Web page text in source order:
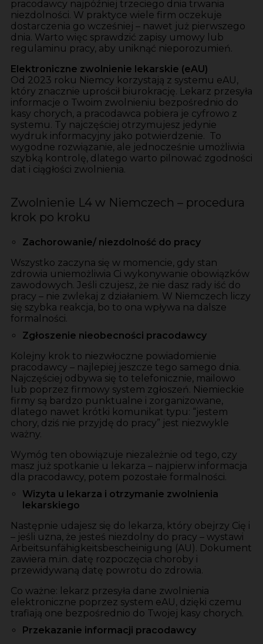
pracodawcy najpóźniej trzeciego dnia trwania
niezdolności. W praktyce wiele firm oczekuje
dostarczenia go wcześniej – nawet już pierwszego
dnia. Warto więc sprawdzić zapisy umowy lub
regulaminu pracy, aby uniknąć nieporozumień.
Elektroniczne zwolnienie lekarskie (eAU)
Od 2023 roku Niemcy korzystają z systemu eAU,
który znacznie uprościł biurokrację. Lekarz przesyła
informacje o Twoim zwolnieniu bezpośrednio do
kasy chorych, a pracodawca pobiera je cyfrowo z
systemu. Ty najczęściej otrzymujesz jedynie
wydruk informacyjny jako potwierdzenie. To
wygodne rozwiązanie, ale jednocześnie umożliwia
szybką kontrolę, dlatego warto pilnować zgodności
dat i ciągłości zwolnienia.
Zwolnienie L4 w Niemczech – procedura
krok po kroku
Zachorowanie/ niezdolność do pracy
Wszystko zaczyna się w momencie, gdy stan
zdrowia uniemożliwia Ci wykonywanie obowiązków
zawodowych. Jeśli czujesz, że nie dasz rady iść do
pracy – nie zwlekaj z działaniem. W Niemczech liczy
się szybka reakcja, bo to ona wpływa na dalsze
formalności.
Zgłoszenie nieobecności pracodawcy
Kolejny krok to niezwłoczne powiadomienie
pracodawcy – najlepiej jeszcze tego samego dnia.
Najczęściej odbywa się to telefonicznie, mailowo
lub poprzez firmowy system zgłoszeń. Niemieckie
firmy są bardzo punktualne i zorganizowane,
dlatego nawet krótki komunikat typu: “jestem
chory, dziś nie przyjdę do pracy” jest niezwykle
ważny.
Wymóg ten obowiązuje niezależnie od tego, czy
masz już spotkanie u lekarza – najpierw informacja
dla pracodawcy, potem pozostałe formalności.
Wizyta u lekarza i otrzymanie zwolnienia
lekarskiego
Następnie udajesz się do lekarza, który obejrzy Cię i
– jeśli uzna, że jesteś niezdolny do pracy – wystawi
Arbeitsunfähigkeitsbescheinigung (AU). Dokument
zawiera m.in. datę rozpoczęcia choroby i
przewidywaną datę powrotu do zdrowia.
Co ważne: lekarz przesyła dane zwolnienia
elektroniczne poprzez system eAU, dzięki czemu
trafiają one bezpośrednio do Twojej kasy chorych.
Przekazanie informacji pracodawcy